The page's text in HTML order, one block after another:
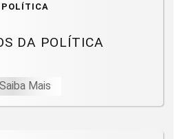
POLÍTICA
DA POLÍTICA
Saiba Mais